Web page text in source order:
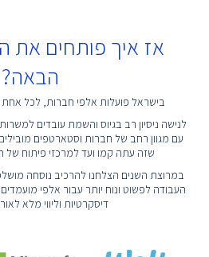
אז איך פותחים
הבאה?
בישראל פועלות אלפי חברות, לכל
לנישה ניסיון רב בגיוס והשמת עובדים
עם מגוון רחב של חברות וסטארטפים
שזה עתה קמו ועד למרכזי פיתוח של
במרוצת השנים הצלחנו להרכיב נוסחה
העבודה לפשוט ונוח יותר עבור אלפי
דיסקרטיות וליווי מלא